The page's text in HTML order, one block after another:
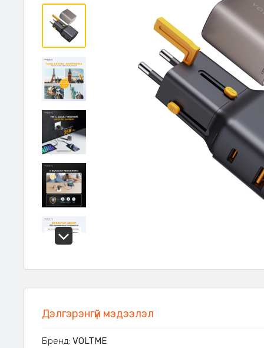
Дэлгэрэнгүй мэдээлэл
Бренд: VOLTME